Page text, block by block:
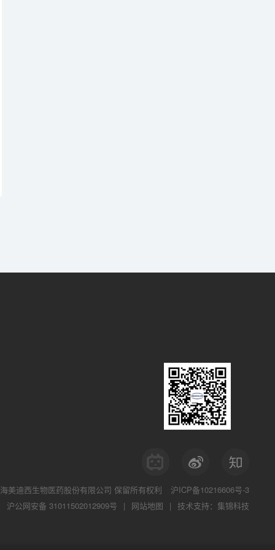
海美迪西生物医药股份有限公司 保留所有权利
沪ICP备10216606号-3
沪公网安备 31011502012909号
| 网站地图 | 技术支持：集锦科技